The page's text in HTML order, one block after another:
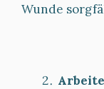
Wunde